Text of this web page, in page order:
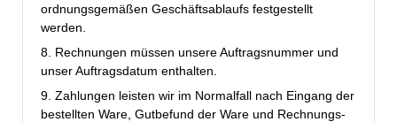
ordnungsgemäßen Geschäftsablaufs festgestellt
werden.
8. Rechnungen müssen unsere Auftragsnummer und
unser Auftragsdatum enthalten.
9. Zahlungen leisten wir im Normalfall nach Eingang der
bestellten Ware, Gutbefund der Ware und Rechnungs-